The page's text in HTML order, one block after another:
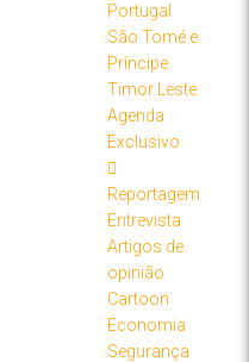
Portugal
São Tomé e
Príncipe
Timor Leste
Agenda
Exclusivo
Reportagem
Entrevista
Artigos de
opinião
Cartoon
Economia
Segurança